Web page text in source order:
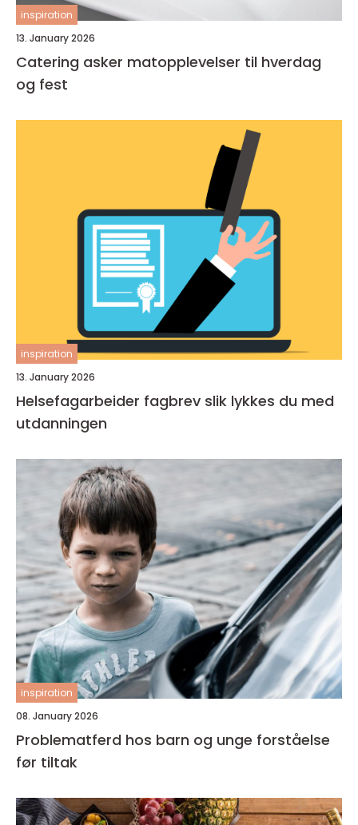
inspiration
13. January 2026
Catering asker matopplevelser til hverdag
og fest
inspiration
13. January 2026
Helsefagarbeider fagbrev slik lykkes du med
utdanningen
inspiration
08. January 2026
Problematferd hos barn og unge forståelse
før tiltak